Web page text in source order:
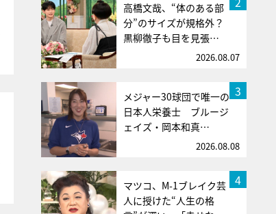
高橋文哉、“体のある部
分”のサイズが規格外？
黒柳徹子も目を見張…
2026.08.07
3
メジャー30球団で唯一の
日本人栄養士 ブルージ
ェイズ・岡本和真…
2026.08.08
4
マツコ、M-1ブレイク芸
人に授けた“人生の格